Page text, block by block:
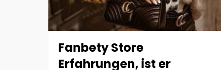
Fanbety Store
Erfahrungen, ist er